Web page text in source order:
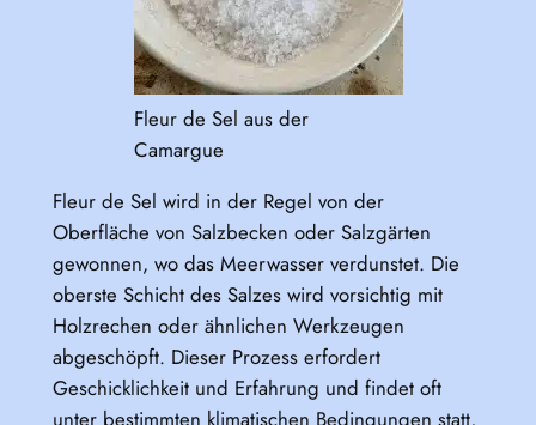
Fleur de Sel aus der
Camargue
Fleur de Sel wird in der Regel von der
Oberfläche von Salzbecken oder Salzgärten
gewonnen, wo das Meerwasser verdunstet. Die
oberste Schicht des Salzes wird vorsichtig mit
Holzrechen oder ähnlichen Werkzeugen
abgeschöpft. Dieser Prozess erfordert
Geschicklichkeit und Erfahrung und findet oft
unter bestimmten klimatischen Bedingungen statt,